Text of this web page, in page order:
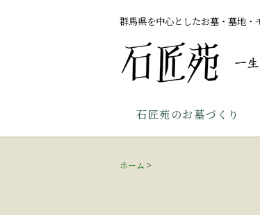
群馬県を中心としたお墓・墓地・
石匠苑のお墓づくり
ホーム >